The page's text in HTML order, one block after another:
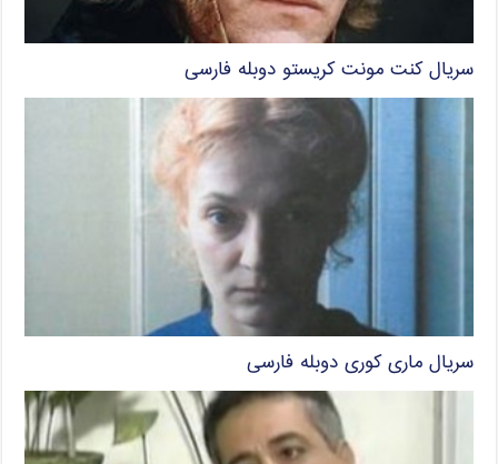
سریال کنت مونت کریستو دوبله فارسی
سریال ماری کوری دوبله فارسی